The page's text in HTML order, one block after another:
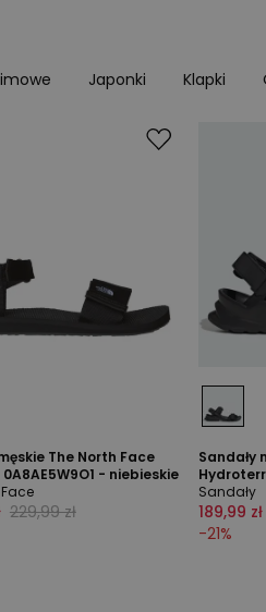
Japonki Klapki
The North Face
- niebieskie
229,99 zł
Sandały
Sandały
189,99 zł
-21%